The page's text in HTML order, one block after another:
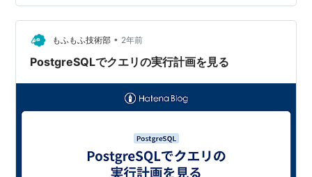
Linux release 9.5 DB PostgreSQL 17.2 PostgreSQL は
ソースコードからインストールし、デフォルト設定のま
ま使用しています。 検証内容…
もふもふ技術部 • 2年前
PostgreSQLでクエリの実行計画を見る